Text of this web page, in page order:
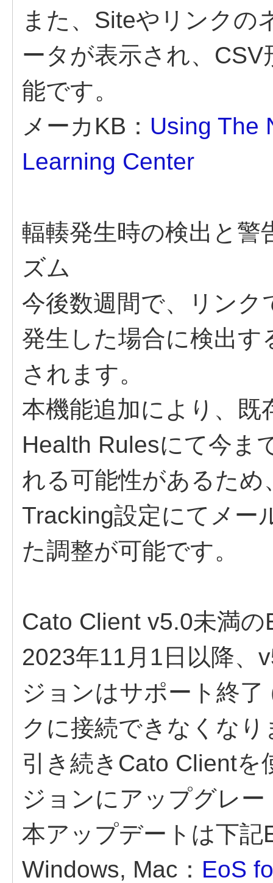
また、Siteやリンクの
ータが表示され、
能です。
メーカKB： Using The
Learning Center
輻輳発生時の検出と
ズム
今後数週間で、リン
発生した場合に検出
されます。
本機能追加により、
Health Rulesにて今ま
れる可能性があるため
Tracking設定にてメー
た調整が可能です。
Cato Client v5.0未満の
2023年11月1日以降、
ジョンはサポート終
クに接続できなくなり
引き続きCato Client
ジョンにアップグレ
本アップデートは下
Windows, Mac： EoS